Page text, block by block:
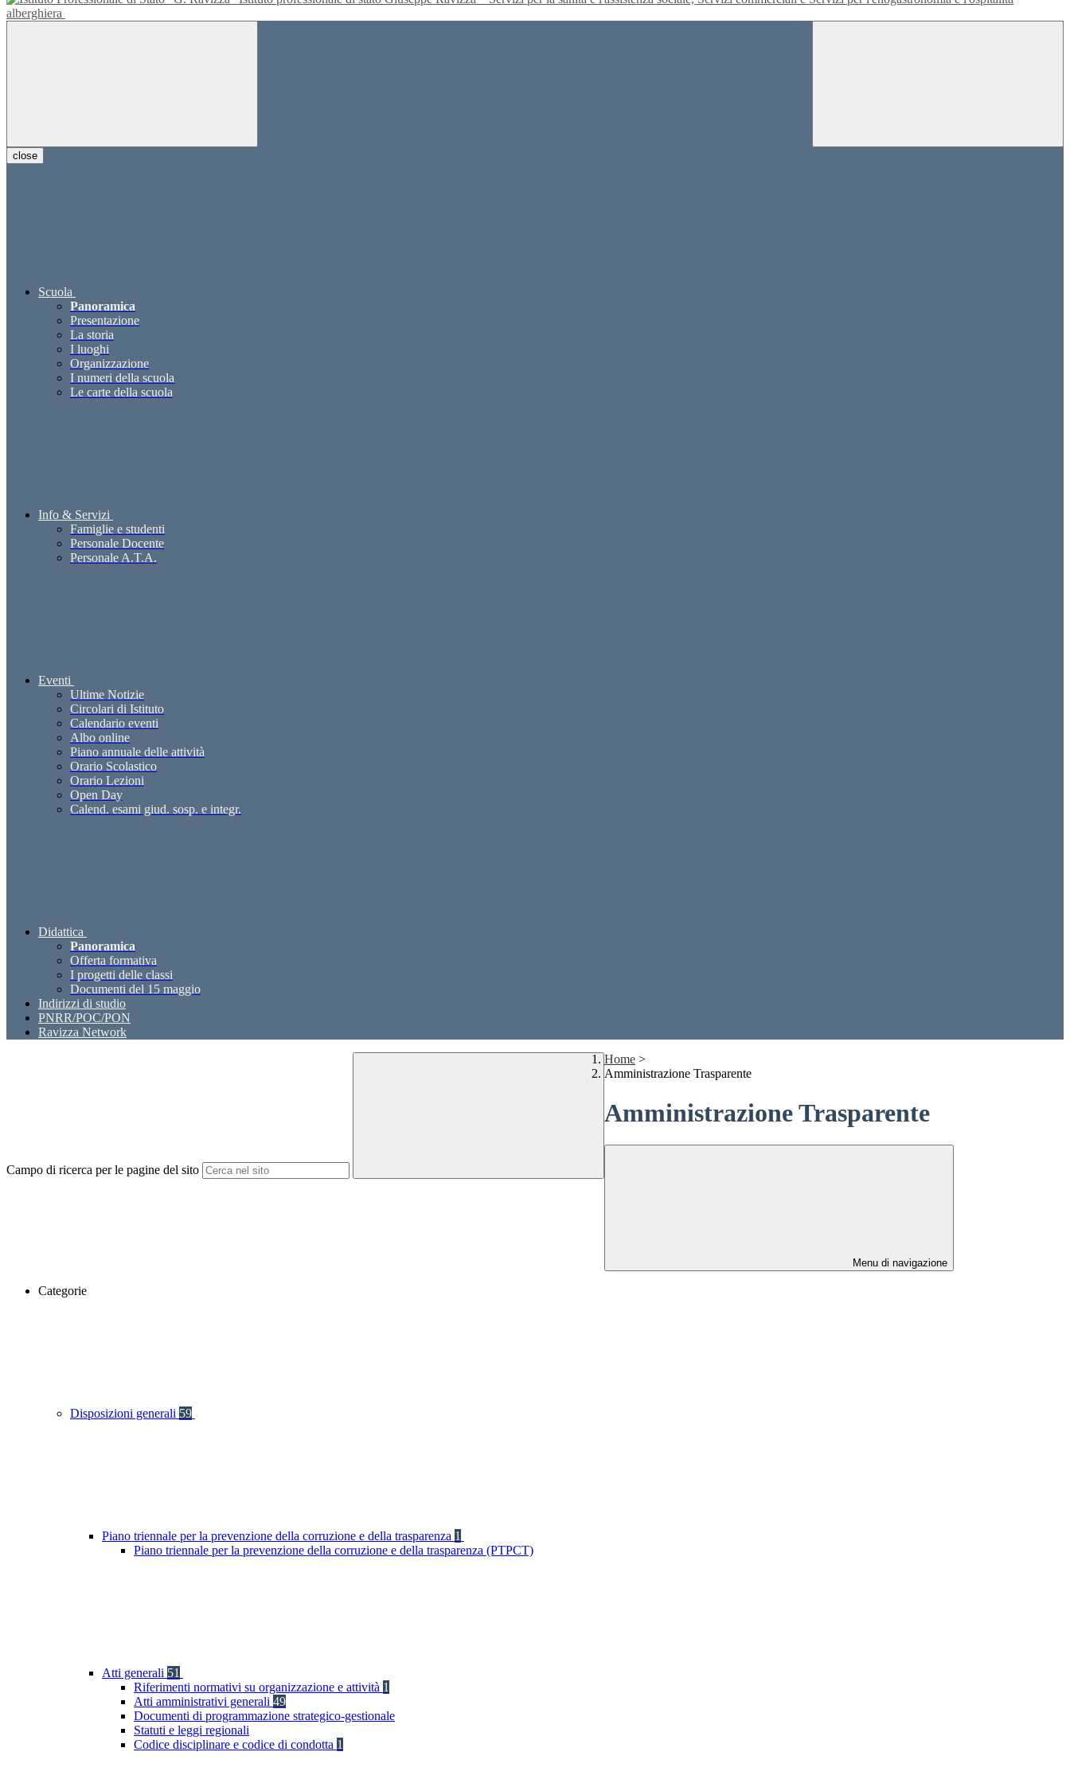
alberghiera
close
Scuola
Panoramica
Presentazione
La storia
I luoghi
Organizzazione
I numeri della scuola
Le carte della scuola
Info & Servizi
Famiglie e studenti
Personale Docente
Personale A.T.A.
Eventi
Ultime Notizie
Circolari di Istituto
Calendario eventi
Albo online
Piano annuale delle attività
Orario Scolastico
Orario Lezioni
Open Day
Calend. esami giud. sosp. e integr.
Didattica
Panoramica
Offerta formativa
I progetti delle classi
Documenti del 15 maggio
Indirizzi di studio
PNRR/POC/PON
Ravizza Network
Campo di ricerca per le pagine del sito
Home >
Amministrazione Trasparente
Amministrazione Trasparente
Menu di navigazione
Categorie
Disposizioni generali 59
Piano triennale per la prevenzione della corruzione e della trasparenza 1
Piano triennale per la prevenzione della corruzione e della trasparenza (PTPCT)
Atti generali 51
Riferimenti normativi su organizzazione e attività 1
Atti amministrativi generali 49
Documenti di programmazione strategico-gestionale
Statuti e leggi regionali
Codice disciplinare e codice di condotta 1